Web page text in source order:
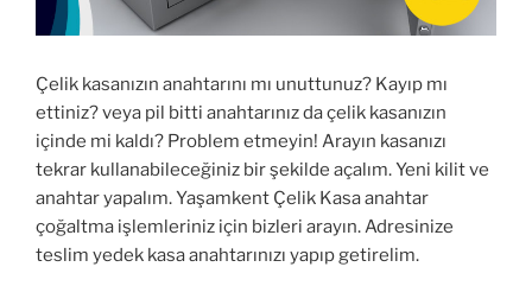
Çelik kasanızın anahtarını mı unuttunuz? Kayıp mı
ettiniz? veya pil bitti anahtarınız da çelik kasanızın
içinde mi kaldı? Problem etmeyin! Arayın kasanızı
tekrar kullanabileceğiniz bir şekilde açalım. Yeni kilit ve
anahtar yapalım. Yaşamkent Çelik Kasa anahtar
çoğaltma işlemleriniz için bizleri arayın. Adresinize
teslim yedek kasa anahtarınızı yapıp getirelim.